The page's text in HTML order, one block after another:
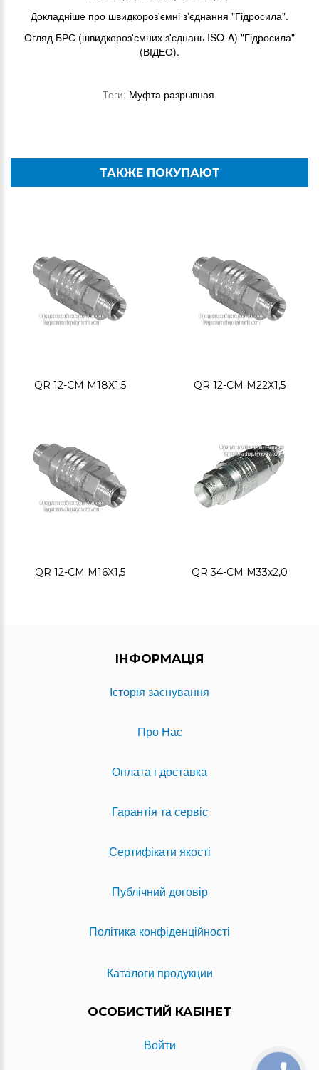
Докладніше про швидкороз'ємні з'єднання "Гідросила".
Огляд БРС (швидкороз'ємних з'єднань ISO-A) "Гідросила"
(ВІДЕО).
Теги: Муфта разрывная
ТАКЖЕ ПОКУПАЮТ
QR 12-CM M18X1,5 QR 12-CM M22X1,5
QR 12-CM M16X1,5 QR 34-CM M33x2,0
ІНФОРМАЦІЯ
Історія заснування
Про Нас
Оплата і доставка
Гарантія та сервіс
Сертифікати якості
Публічний договір
Політика конфіденційності
Каталоги продукции
ОСОБИСТИЙ КАБІНЕТ
Войти